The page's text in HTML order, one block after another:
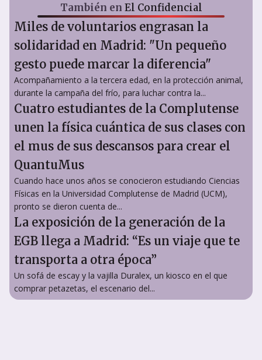
También en El Confidencial
Miles de voluntarios engrasan la
solidaridad en Madrid: "Un pequeño
gesto puede marcar la diferencia"
Acompañamiento a la tercera edad, en la protección animal,
durante la campaña del frío, para luchar contra la...
Cuatro estudiantes de la Complutense
unen la física cuántica de sus clases con
el mus de sus descansos para crear el
QuantuMus
Cuando hace unos años se conocieron estudiando Ciencias
Físicas en la Universidad Complutense de Madrid (UCM),
pronto se dieron cuenta de...
La exposición de la generación de la
EGB llega a Madrid: “Es un viaje que te
transporta a otra época”
Un sofá de escay y la vajilla Duralex, un kiosco en el que
comprar petazetas, el escenario del...